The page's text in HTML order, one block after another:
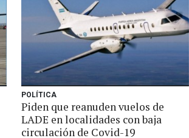
POLÍTICA
Piden que reanuden vuelos de
LADE en localidades con baja
circulación de Covid-19